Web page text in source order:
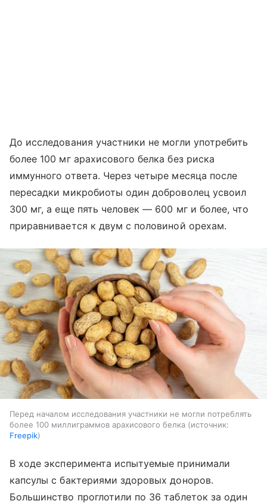
До исследования участники не могли употребить
более 100 мг арахисового белка без риска
иммунного ответа. Через четыре месяца после
пересадки микробиоты один доброволец усвоил
300 мг, а еще пять человек — 600 мг и более, что
приравнивается к двум с половиной орехам.
Перед началом исследования участники не могли потреблять
более 100 миллиграммов арахисового белка
источник:
Freepik
В ходе эксперимента испытуемые принимали
капсулы с бактериями здоровых доноров.
Большинство проглотили по 36 таблеток за один